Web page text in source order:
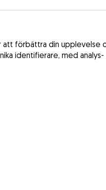
förbättra din upplevelse
identifierare, med